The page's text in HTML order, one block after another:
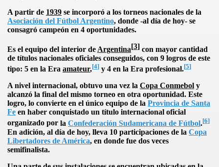
A partir de 1939 se incorporó a los torneos nacionales de la
Asociación del Fútbol Argentino, donde -al día de hoy- se
consagró campeón en 4 oportunidades.
Es el equipo del interior de Argentina[3] con mayor cantidad
de títulos nacionales oficiales conseguidos, con 9 logros de este
tipo: 5 en la Era amateur,[4] y 4 en la Era profesional.[5]
A nivel internacional, obtuvo una vez la Copa Conmebol y
alcanzó la final del mismo torneo en otra oportunidad. Este
logro, lo convierte en el único equipo de la Provincia de Santa
Fe en haber conquistado un título internacional oficial
organizado por la Confederación Sudamericana de Fútbol.[6]
En adición, al día de hoy, lleva 10 participaciones de la Copa
Libertadores de América, en donde fue dos veces
semifinalista.